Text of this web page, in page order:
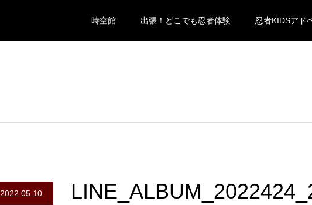
時空館 出張！どこでも忍者体験 忍者KIDSアド
2022.05.10